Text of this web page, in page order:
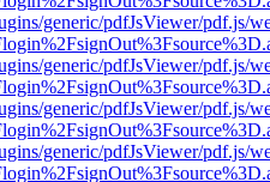
generic/pdfJsViewer/pdf.js/
generic/pdfJsViewer/pdf.js/
generic/pdfJsViewer/pdf.js/
generic/pdfJsViewer/pdf.js/